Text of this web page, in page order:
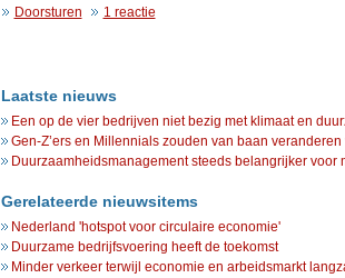
Doorsturen 1 reactie
Laatste nieuws
Een op de vier bedrijven niet bezig met klimaat en
Gen-Z’ers en Millennials zouden van baan
Duurzaamheidsmanagement steeds belangrijker voor
Gerelateerde nieuwsitems
Nederland 'hotspot voor circulaire economie'
Duurzame bedrijfsvoering heeft de toekomst
Minder verkeer terwijl economie en arbeidsmarkt